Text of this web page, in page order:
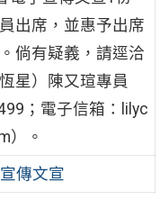
出席，並惠予出席
倘有疑義，請逕洽
星）陳又瑄專員
；電子信箱：lilyc
）。
傳文宣